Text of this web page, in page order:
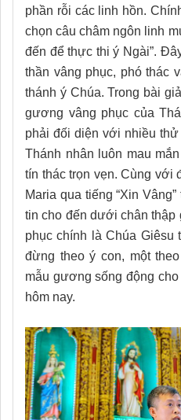
phần rỗi các linh hồn.
chọn câu châm ngôn linh
đến để thực thi ý Ngài”.
thần vâng phục, phó thác
thánh ý Chúa. Trong bài
gương vâng phục của
phải đối diện với nhiều
Thánh nhân luôn mau
tín thác trọn vẹn. Cùng
Maria qua tiếng “Xin
tin cho đến dưới chân
phục chính là Chúa Giêsu
đừng theo ý con, một
mẫu gương sống động
hôm nay.